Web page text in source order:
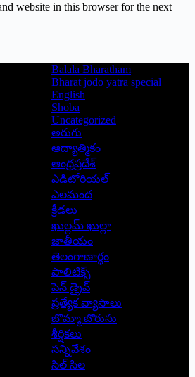
website in this browser for the next
Balala Bharatham
Bharat jodo yatra special
English
Shoba
Uncategorized
అరుగు
ఆద్యాత్మికం
ఆంధ్రప్రదేశ్
ఎడిటోరియల్
ఎలమంద
క్రీడలు
ఖుల్లమ్ ఖుల్లా
జాతీయం
తెలంగాణార్థం
పాలిటిక్స్
పెన్ డ్రైవ్
ప్రత్యేక వ్యాసాలు
బొమ్మా బొరుసు
శీర్షికలు
సన్నివేశం
సిల్ సిల